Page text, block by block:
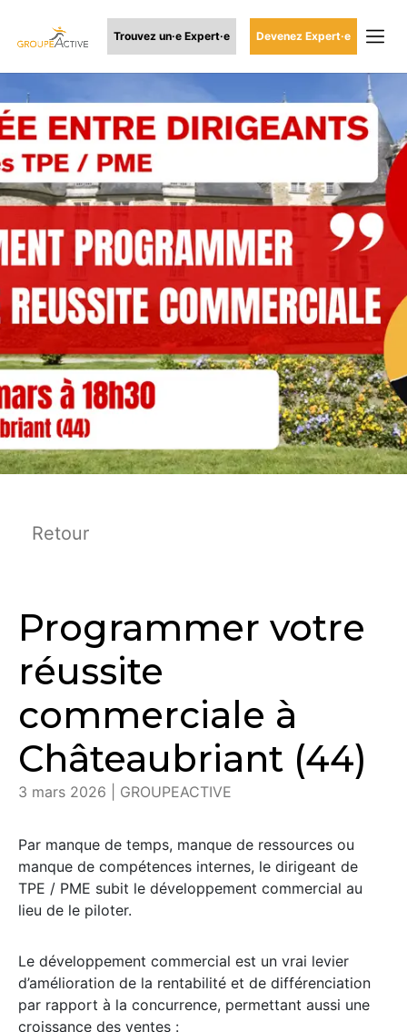
Trouvez un·e Expert·e Devenez Expert·e
Retour
Programmer votre
réussite
commerciale à
Châteaubriant (44)
3 mars 2026 | GROUPEACTIVE
Par manque de temps, manque de ressources ou
manque de compétences internes, le dirigeant de
TPE / PME subit le développement commercial au
lieu de le piloter.
Le développement commercial est un vrai levier
d’amélioration de la rentabilité et de différenciation
par rapport à la concurrence, permettant aussi une
croissance des ventes :